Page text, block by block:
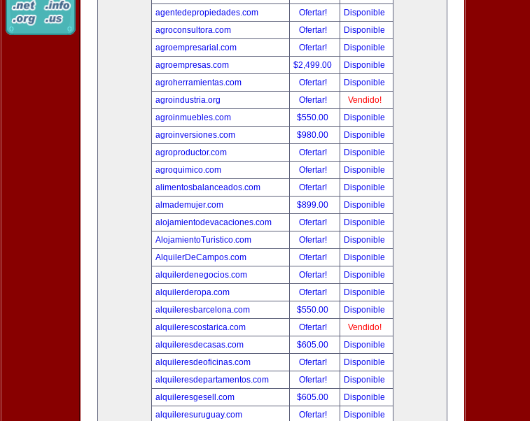
agentedepropiedades.com
Ofertar!
Disponible
agroconsultora.com
Ofertar!
Disponible
agroempresarial.com
Ofertar!
Disponible
agroempresas.com
$2,499.00
Disponible
agroherramientas.com
Ofertar!
Disponible
agroindustria.org
Ofertar!
Vendido!
agroinmuebles.com
$550.00
Disponible
agroinversiones.com
$980.00
Disponible
agroproductor.com
Ofertar!
Disponible
agroquimico.com
Ofertar!
Disponible
alimentosbalanceados.com
Ofertar!
Disponible
almademujer.com
$899.00
Disponible
alojamientodevacaciones.com
Ofertar!
Disponible
AlojamientoTuristico.com
Ofertar!
Disponible
AlquilerDeCampos.com
Ofertar!
Disponible
alquilerdenegocios.com
Ofertar!
Disponible
alquilerderopa.com
Ofertar!
Disponible
alquileresbarcelona.com
$550.00
Disponible
alquilerescostarica.com
Ofertar!
Vendido!
alquileresdecasas.com
$605.00
Disponible
alquileresdeoficinas.com
Ofertar!
Disponible
alquileresdepartamentos.com
Ofertar!
Disponible
alquileresgesell.com
$605.00
Disponible
alquileresuruguay.com
Ofertar!
Disponible